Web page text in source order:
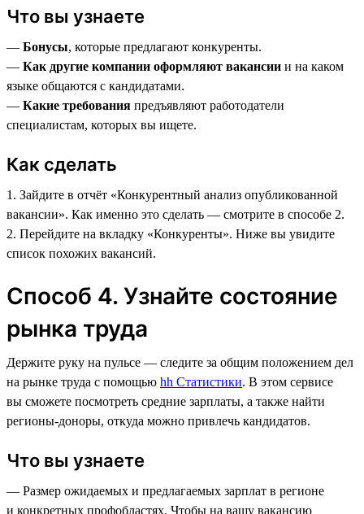
Что вы узнаете
— Бонусы, которые предлагают конкуренты.
— Как другие компании оформляют вакансии и на каком
языке общаются с кандидатами.
— Какие требования предъявляют работодатели
специалистам, которых вы ищете.
Как сделать
1. Зайдите в отчёт «Конкурентный анализ опубликованной
вакансии». Как именно это сделать — смотрите в способе 2.
2. Перейдите на вкладку «Конкуренты». Ниже вы увидите
список похожих вакансий.
Способ 4. Узнайте состояние
рынка труда
Держите руку на пульсе — следите за общим положением дел
на рынке труда с помощью hh Статистики. В этом сервисе
вы сможете посмотреть средние зарплаты, а также найти
регионы-доноры, откуда можно привлечь кандидатов.
Что вы узнаете
— Размер ожидаемых и предлагаемых зарплат в регионе
и конкретных профобластях. Чтобы на вашу вакансию